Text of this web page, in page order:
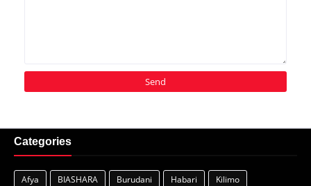
Categories
Afya BIASHARA Burudani Habari
Kilimo